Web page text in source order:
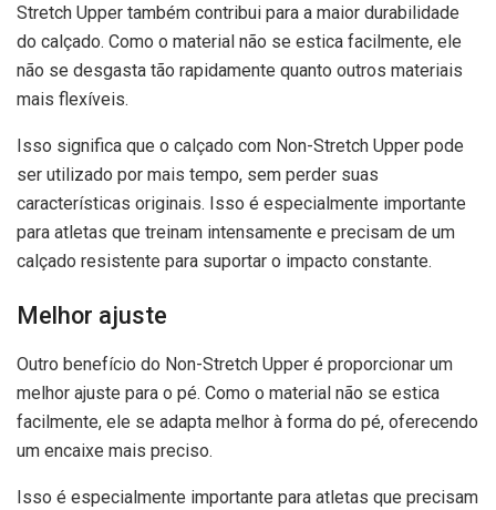
Stretch Upper também contribui para a maior durabilidade
do calçado. Como o material não se estica facilmente, ele
não se desgasta tão rapidamente quanto outros materiais
mais flexíveis.
Isso significa que o calçado com Non-Stretch Upper pode
ser utilizado por mais tempo, sem perder suas
características originais. Isso é especialmente importante
para atletas que treinam intensamente e precisam de um
calçado resistente para suportar o impacto constante.
Melhor ajuste
Outro benefício do Non-Stretch Upper é proporcionar um
melhor ajuste para o pé. Como o material não se estica
facilmente, ele se adapta melhor à forma do pé, oferecendo
um encaixe mais preciso.
Isso é especialmente importante para atletas que precisam